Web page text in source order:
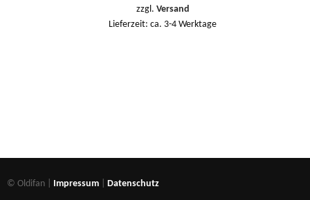
zzgl. Versand
Lieferzeit: ca. 3-4 Werktage
© Oldifan | Impressum Datenschutz